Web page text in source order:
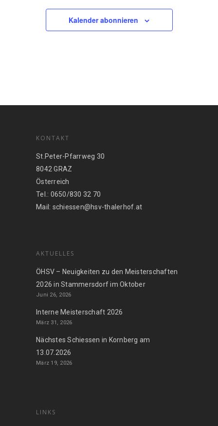
Kalender abonnieren
KONTAKT
St.Peter-Pfarrweg 30
8042 GRAZ
Österreich
Tel.: 0650/830 32 70
Mail: schiessen@hsv-thalerhof.at
AKTUELLES
ÖHSV – Neuigkeiten zu den Meisterschaften
2026 in Stammersdorf im Oktober
Juni 26, 2026
Interne Meisterschaft 2026
März 31, 2026
Nächstes Schiessen in Kornberg am
13.07.2026
März 19, 2026
LINKS